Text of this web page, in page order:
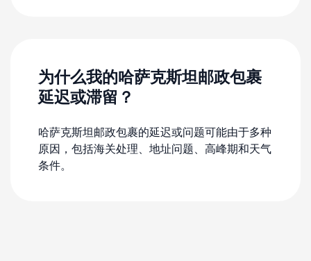
为什么我的哈萨克斯坦邮政包裹
延迟或滞留？
哈萨克斯坦邮政包裹的延迟或问题可能由于多种
原因，包括海关处理、地址问题、高峰期和天气
条件。